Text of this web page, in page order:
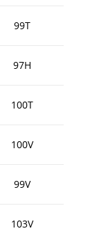
99T
97H
100T
100V
99V
103V